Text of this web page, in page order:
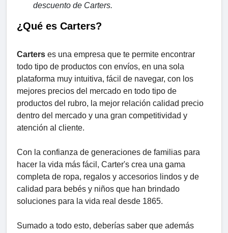
descuento de Carters.
¿Qué es Carters?
Carters es una empresa que te permite encontrar
todo tipo de productos con envíos, en una sola
plataforma muy intuitiva, fácil de navegar, con los
mejores precios del mercado en todo tipo de
productos del rubro, la mejor relación calidad precio
dentro del mercado y una gran competitividad y
atención al cliente.
Con la confianza de generaciones de familias para
hacer la vida más fácil, Carter's crea una gama
completa de ropa, regalos y accesorios lindos y de
calidad para bebés y niños que han brindado
soluciones para la vida real desde 1865.
Sumado a todo esto, deberías saber que además